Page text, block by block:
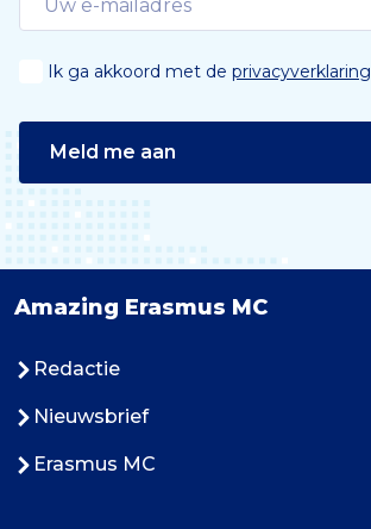
Ik ga akkoord met de privacyverklaring
Meld me aan
Amazing Erasmus MC
Redactie
Nieuwsbrief
Erasmus MC